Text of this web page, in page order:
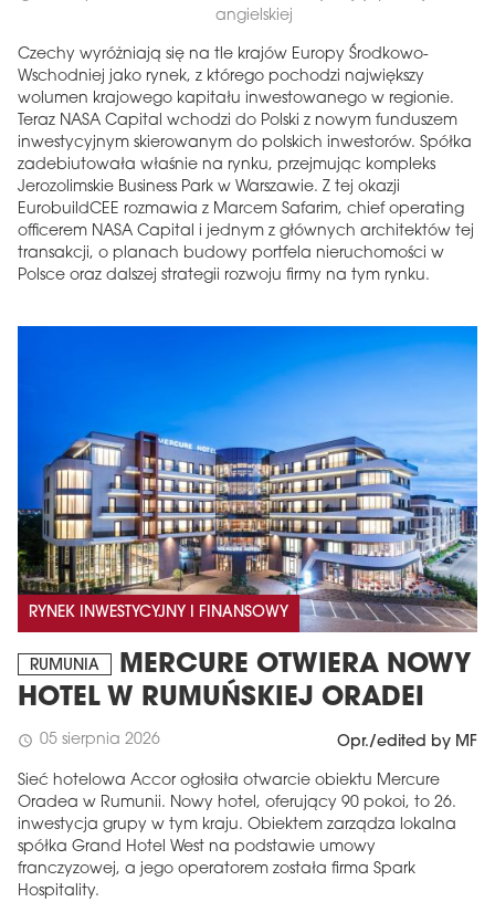
angielskiej
Czechy wyróżniają się na tle krajów Europy Środkowo-
Wschodniej jako rynek, z którego pochodzi największy
wolumen krajowego kapitału inwestowanego w regionie.
Teraz NASA Capital wchodzi do Polski z nowym funduszem
inwestycyjnym skierowanym do polskich inwestorów. Spółka
zadebiutowała właśnie na rynku, przejmując kompleks
Jerozolimskie Business Park w Warszawie. Z tej okazji
EurobuildCEE rozmawia z Marcem Safarim, chief operating
officerem NASA Capital i jednym z głównych architektów tej
transakcji, o planach budowy portfela nieruchomości w
Polsce oraz dalszej strategii rozwoju firmy na tym rynku.
RYNEK INWESTYCYJNY I FINANSOWY
RUMUNIA
MERCURE OTWIERA NOWY
HOTEL W RUMUŃSKIEJ ORADEI
schedule 05 sierpnia 2026 Opr./edited by MF
Sieć hotelowa Accor ogłosiła otwarcie obiektu Mercure
Oradea w Rumunii. Nowy hotel, oferujący 90 pokoi, to 26.
inwestycja grupy w tym kraju. Obiektem zarządza lokalna
spółka Grand Hotel West na podstawie umowy
franczyzowej, a jego operatorem została firma Spark
Hospitality.